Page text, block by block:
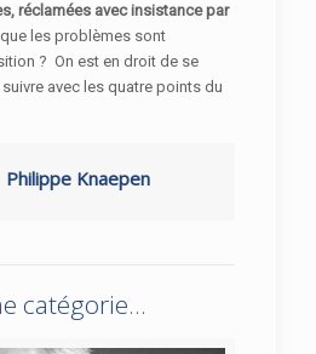
réclamées avec insistance par
les problèmes sont
? On est en droit de se
avec les quatre points du
Philippe Knaepen
catégorie...